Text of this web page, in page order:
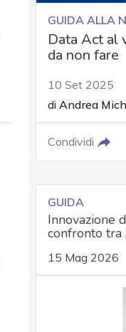
GUIDA ALLA
Data Act al
da non fare
10 Set 2025
di Andrea
Condividi
GUIDA
Innovazione
confronto
15 Mag 2026